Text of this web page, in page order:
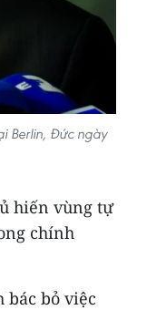
Berlin, Đức ngày
hiến vùng tự
chính
bác bỏ việc